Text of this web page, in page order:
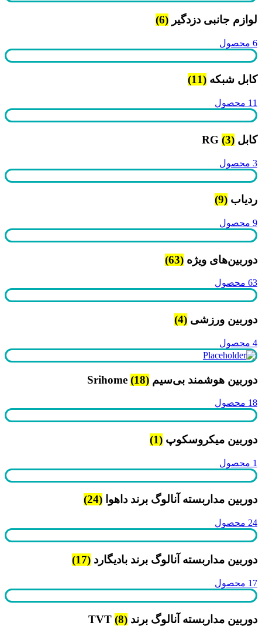
لوازم جانبی دزدگیر (6)
6 محصول
کابل شبکه (11)
11 محصول
کابل RG (3)
3 محصول
ردیاب (9)
9 محصول
دوربین‌های ویژه (63)
63 محصول
دوربین ورزشی (4)
4 محصول
دوربین هوشمند بی‌سیم Srihome (18)
18 محصول
دوربین میکروسکوپ (1)
1 محصول
دوربین مداربسته آنالوگ برند داهوا (24)
24 محصول
دوربین مداربسته آنالوگ برند بادیگارد (17)
17 محصول
دوربین مداربسته آنالوگ برند TVT (8)